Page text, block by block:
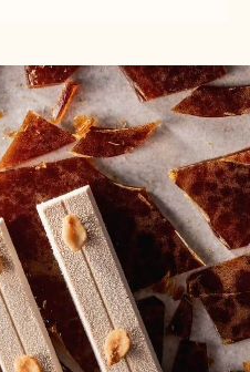
CHOCOLATE
CRISPEARLS
-
800G